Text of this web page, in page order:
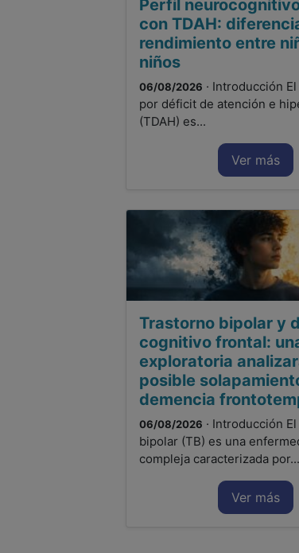
Perfil
con TDAH:
rendimiento entre
niños
06/08/2026 · Introducción
por déficit de atención e
(TDAH) es...
Ver más
Trastorno bipolar y
cognitivo frontal:
exploratoria
posible
demencia
06/08/2026 · Introducción
bipolar (TB) es una
compleja caracterizada por...
Ver más